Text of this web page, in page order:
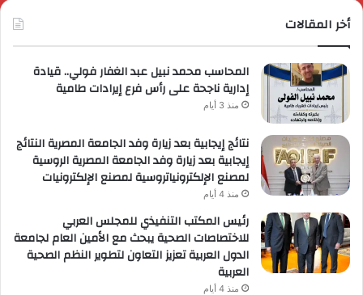
أخر المقالات
المحاسب محمد نبيل عبد الغفار فولي.. قيادة
إدارية ناجحة على رأس فرع إيرادات طامية
منذ 3 أيام
نتائج إيجابية بعد زيارة وفد الجامعة المصرية النتائج
إيجابية بعد زيارة وفد الجامعة المصرية الروسية
لمصنع الإلكترونياتروسية لمصنع الإلكترونيات
منذ 4 أيام
رئيس المكتب التنفيذي للمجلس العربي
للاختصاصات الصحية يبحث مع الأمين العام لجامعة
الدول العربية تعزيز التعاون لتطوير النظم الصحية
العربية
منذ 4 أيام